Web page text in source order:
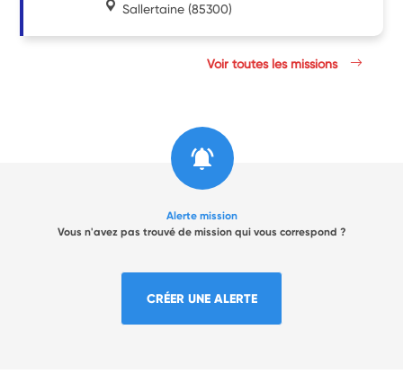
Sallertaine (85300)
Voir toutes les missions
Alerte mission
Vous n'avez pas trouvé de mission qui vous correspond ?
CRÉER UNE ALERTE